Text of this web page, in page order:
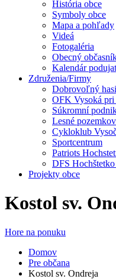
História obce
Symboly obce
Mapa a pohľady
Videá
Fotogaléria
Obecný
Kalendár
Združenia/Firmy
Dobrovoľný
OFK Vysoká pri
Súkromní
Lesné
Cykloklub
Sportcentrum
Patriots
DFS
Projekty obce
Kostol sv.
Hore na ponuku
Domov
Pre občana
Kostol sv. Ondreja